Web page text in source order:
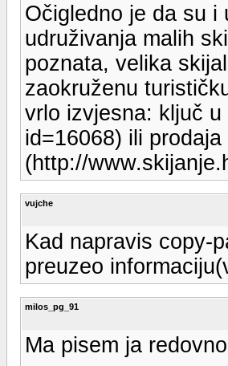
Očigledno je da su i
udruživanja malih
poznata, velika
zaokruženu
vrlo izvjesna: ključ
id=16068) ili
(http://
vujche
Kad napravis copy-
preuzeo
milos_pg_91
Ma pisem ja